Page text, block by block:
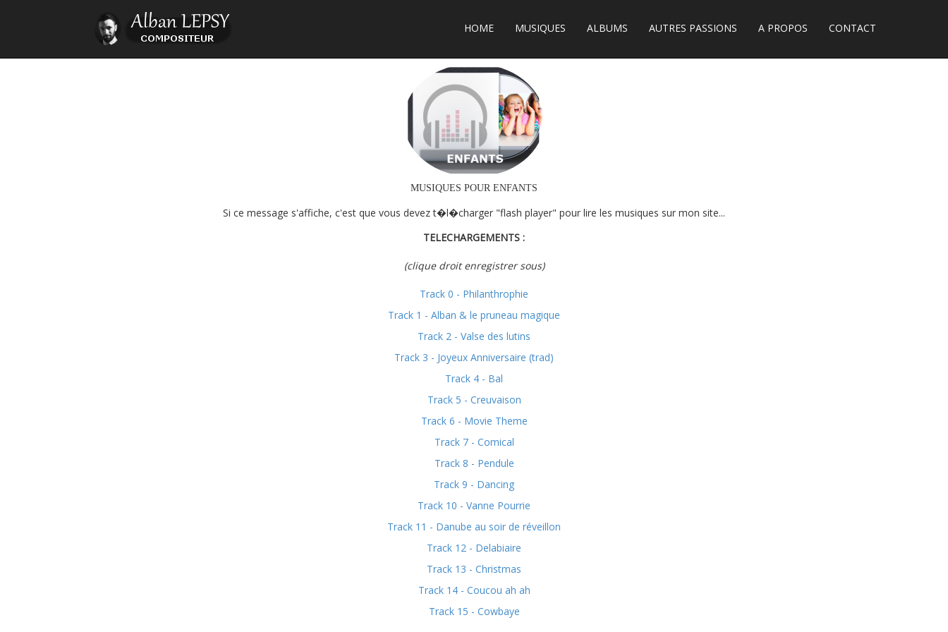
HOME MUSIQUES ALBUMS AUTRES PASSIONS A PROPOS CONTACT
MUSIQUES POUR ENFANTS
Si ce message s'affiche, c'est que vous devez t�l�charger "flash player" pour lire les musiques sur mon site...
TELECHARGEMENTS :
(clique droit enregistrer sous)
Track 0 - Philanthrophie
Track 1 - Alban & le pruneau magique
Track 2 - Valse des lutins
Track 3 - Joyeux Anniversaire (trad)
Track 4 - Bal
Track 5 - Creuvaison
Track 6 - Movie Theme
Track 7 - Comical
Track 8 - Pendule
Track 9 - Dancing
Track 10 - Vanne Pourrie
Track 11 - Danube au soir de réveillon
Track 12 - Delabiaire
Track 13 - Christmas
Track 14 - Coucou ah ah
Track 15 - Cowbaye